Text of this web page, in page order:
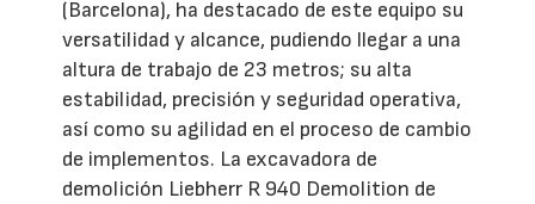
(Barcelona), ha destacado de este equipo su
versatilidad y alcance, pudiendo llegar a una
altura de trabajo de 23 metros; su alta
estabilidad, precisión y seguridad operativa,
así como su agilidad en el proceso de cambio
de implementos. La excavadora de
demolición Liebherr R 940 Demolition de